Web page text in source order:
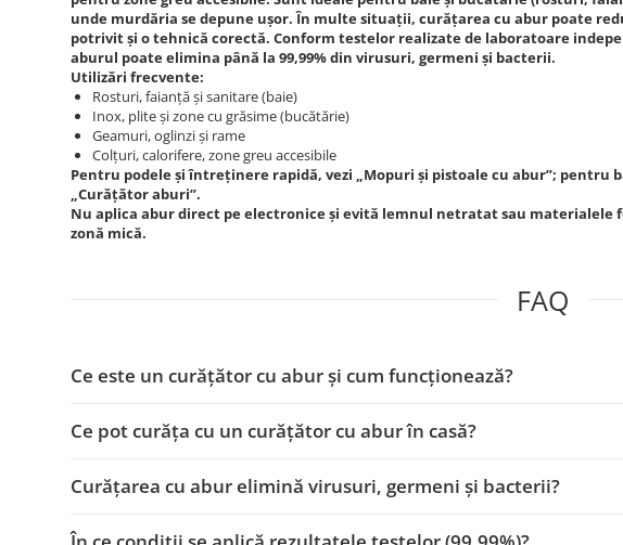
unde murdăria se depune ușor. În multe situații, curățarea cu abur poate
potrivit și o tehnică corectă. Conform testelor realizate de laboratoare
aburul poate elimina până la 99,99% din virusuri, germeni și bacterii.
Utilizări frecvente:
Rosturi, faianță și sanitare (baie)
Inox, plite și zone cu grăsime (bucătărie)
Geamuri, oglinzi și rame
Colțuri, calorifere, zone greu accesibile
Pentru podele și întreținere rapidă, vezi „Mopuri și pistoale cu abur”; pentru
„Curățător aburi”.
Nu aplica abur direct pe electronice și evită lemnul netratat sau
zonă mică.
FAQ
Ce este un curățător cu abur și cum funcționează?
Ce pot curăța cu un curățător cu abur în casă?
Curățarea cu abur elimină virusuri, germeni și bacterii?